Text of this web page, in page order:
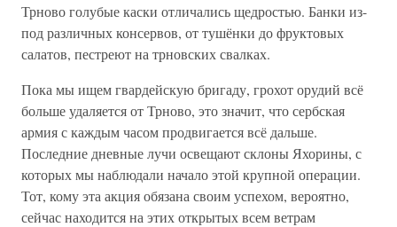
Трново голубые каски отличались щедростью. Банки из-
под различных консервов, от тушёнки до фруктовых
салатов, пестреют на трновских свалках.
Пока мы ищем гвардейскую бригаду, грохот орудий всё
больше удаляется от Трново, это значит, что сербская
армия с каждым часом продвигается всё дальше.
Последние дневные лучи освещают склоны Яхорины, с
которых мы наблюдали начало этой крупной операции.
Тот, кому эта акция обязана своим успехом, вероятно,
сейчас находится на этих открытых всем ветрам